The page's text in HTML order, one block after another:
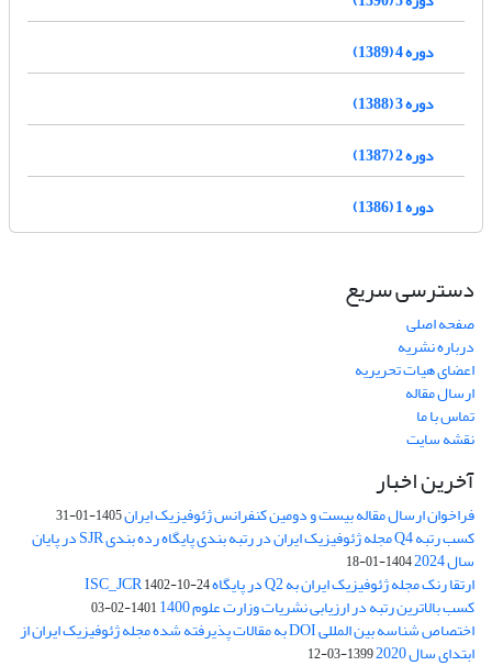
دوره 4 (1389)
دوره 3 (1388)
دوره 2 (1387)
دوره 1 (1386)
دسترسی سریع
صفحه اصلی
درباره نشریه
اعضای هیات تحریریه
ارسال مقاله
تماس با ما
نقشه سایت
آخرین اخبار
فراخوان ارسال مقاله بیست و دومین کنفرانس ژئوفیزیک ایران1405-01-31
کسب رتبه Q4 مجله ژئوفیزیک ایران در رتبه بندی پایگاه رده بندی SJR در پایان
سال 2024 1404-01-18
ارتقا رنک مجله ژئوفیزیک ایران به Q2 در پایگاه ISC_JCR 1402-10-24
کسب بالاترین رتبه در ارزیابی نشریات وزارت علوم 1400 1401-02-03
اختصاص شناسه بین المللی DOI به مقالات پذیرفته شده مجله ژئوفیزیک ایران از
ابتدای سال 2020 1399-03-12